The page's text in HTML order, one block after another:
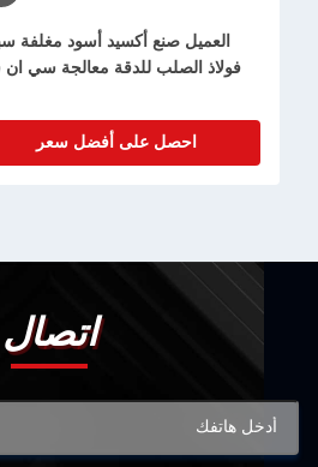
العميل صنع أكسيد أسود مغلفة
فولاذ الصلب للدقة معالجة سي
احصل على أفضل سعر
اتصال